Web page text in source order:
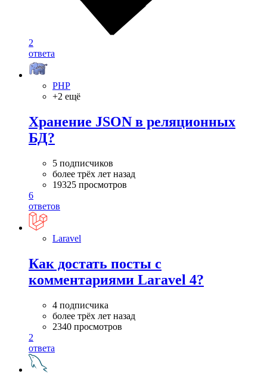
2
ответа
PHP
+2 ещё
Хранение JSON в реляционных
БД?
5 подписчиков
более трёх лет назад
19325 просмотров
6
ответов
Laravel
Как достать посты с
комментариями Laravel 4?
4 подписчика
более трёх лет назад
2340 просмотров
2
ответа